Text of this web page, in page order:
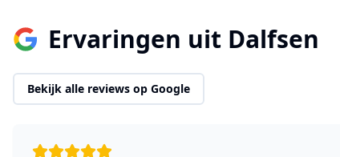
Ervaringen uit Dalfsen
Bekijk alle reviews op Google